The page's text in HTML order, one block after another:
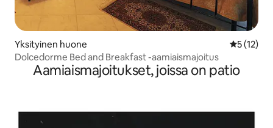
Yksityinen huone
5 (12)
Dolcedorme Bed and Breakfast -aamiaismajoitus
Aamiaismajoitukset, joissa on patio